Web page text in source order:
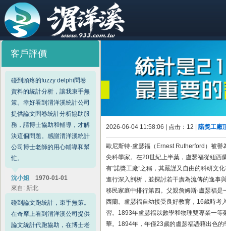
客戶評價
在奇摩上看到渭洋溪公司提供
論文統計代跑協助，在博士老
師的輔導和協助下，順利跑出
結果，感謝渭洋溪博士老師的
高水準服務。
林先生
1970‑01‑01
來自: 台南
在論文設計中碰到蟻群演算法
設計，尋求渭洋溪統計公司博
士老師協助，在老師的輔導和
幫助下，順利解決演算法和程
式代碼的設計，感謝渭洋溪博
士老師程式設計協助服務。
易先生
1970‑01‑01
來自: 台中
論文APA格式一直沒解決，在
奇摩網上看到渭洋溪博士老師
提供論文APA格式修改服務，
感謝渭洋溪博士老師提供的協
2026-06-04 11:58:06 | 点击： 12 | 諾獎工廠
歐尼斯特·盧瑟福（Ernest Rutherford）被
尖科學家。在20世紀上半葉，盧瑟福從紐西
有“諾獎工廠”之稱，其嚴謹又自由的科研文
進行深入剖析，並探討若干廣為流傳的逸事
移民家庭中排行第四。父親詹姆斯·盧瑟福
西蘭。盧瑟福自幼接受良好教育，16歲時考
習。1893年盧瑟福以數學和物理雙專業一
華。1894年，年僅23歲的盧瑟福憑藉出色